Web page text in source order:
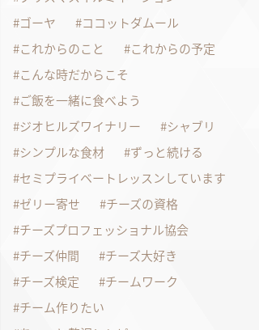
ゴーヤ
ココットダムール
これからのこと
これからの予定
こんな時だからこそ
ご飯を一緒に食べよう
ジオヒルズワイナリー
シャブリ
シンプルな食材
ずっと続ける
セミプライベートレッスンしています
ゼリー寄せ
チーズの資格
チーズプロフェッショナル協会
チーズ仲間
チーズ大好き
チーズ検定
チームワーク
チーム作りたい